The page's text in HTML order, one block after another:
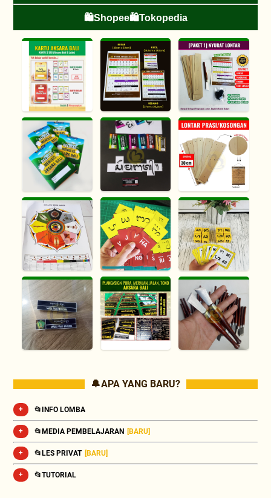
🛍️Shopee🛍️Tokopedia
🔔 APA YANG BARU?
📂INFO LOMBA
📂MEDIA PEMBELAJARAN [BARU]
📂LES PRIVAT [BARU]
📂TUTORIAL